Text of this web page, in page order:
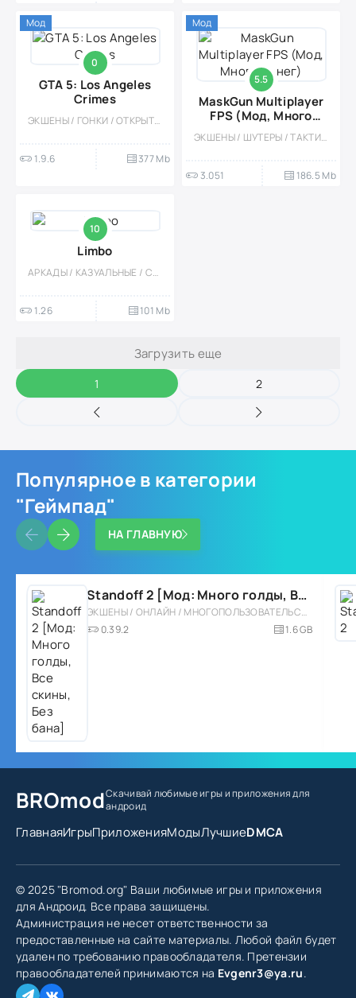
0
GTA 5: Los Angeles
Crimes
ЭКШЕНЫ / ГОНКИ / ОТКРЫТЫЙ МИР / ПРИКЛЮЧЕНИЕ / СЮЖЕТНЫЕ ИГРЫ / ОФЛАЙН / ГЕЙМПАД / 3D / МОД
1.9.6 377 Mb
Мод
5.5
MaskGun Multiplayer
FPS (Мод, Много
денег)
ЭКШЕНЫ / ШУТЕРЫ / ТАКТИЧЕСКИЕ / МНОГОПОЛЬЗОВАТЕЛЬСКАЯ / СОРЕВНОВАТЕЛЬНАЯ / СТИЛИЗАЦИЯ / 3D / ОТ ПЕРВОГО ЛИЦА / МОД / PVP / ГЕЙМПАД
3.051 186.5 Mb
Мод
10
Limbo
АРКАДЫ / КАЗУАЛЬНЫЕ / СЛОЖНАЯ / ВСТРОЕННЫЙ КЕШ / ОДНОПОЛЬЗОВАТЕЛЬСКИЕ / ОФЛАЙН / ПЛАТНАЯ / ВИД СБОКУ / ХОРРОР / ГЕЙМПАД
1.26 101 Mb
Загрузить еще
1 2
Популярное в категории
"Геймпад"
НА ГЛАВНУЮ
Standoff 2 [Мод: Много голды, Все скины, Без бана]
ЭКШЕНЫ / ОНЛАЙН / МНОГОПОЛЬЗОВАТЕЛЬСКАЯ / ШУТЕРЫ / ТАКТИЧЕСКИЕ / СОРЕВНОВАТЕЛЬНАЯ / ОДНОПОЛЬЗОВАТЕЛЬСКИЕ / СТИЛИЗАЦИЯ / МОД / БОЛЬШАЯ / ОТ ПЕРВОГО ЛИЦА / ВСТРОЕННЫЙ КЕШ / 3D / ПРИВАТКИ / ГЕЙМПАД
0.39.2
1.6 GB
BROmodСкачивай любимые игрыи приложения для
андроид
ГлавнаяИгрыПриложенияМодыЛучшиеDMCA
© 2025 "Bromod.org" Ваши любимые игры и приложения
для Андроид. Все права защищены.
Администрация не несет ответственности за
предоставленные на сайте материалы. Любой файл будет
удален по требованию правообладателя. Претензии
правообладателей принимаются на Evgenr3@ya.ru.